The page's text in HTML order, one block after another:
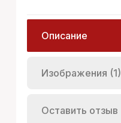
Описание
Изображения (1)
Оставить отзыв